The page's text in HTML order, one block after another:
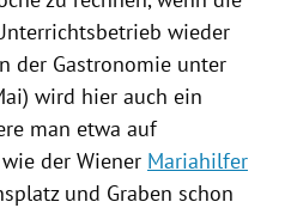
wieder
der Gastronomie unter
wird hier auch ein
man etwa auf
der Wiener Mariahilfer
und Graben schon